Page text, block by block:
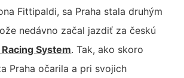
Fittipaldi, sa Praha stala druhým
nedávno začal jazdiť za českú
System. Tak, ako skoro
Praha očarila a pri svojich